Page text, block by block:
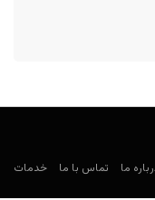
ما تماس با ما خدمات